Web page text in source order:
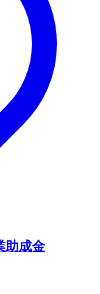
助成金